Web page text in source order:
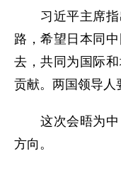
习近平主席指
路，希望日本同
去，共同为国际
贡献。两国领导人
这次会晤为中
方向。